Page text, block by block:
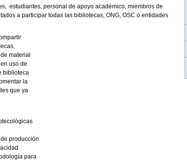
personal de apoyo académico, miembros de
a participar todas las bibliotecas, ONG, OSC o entidades
material
uso de
biblioteca
la
que ya
producción
para